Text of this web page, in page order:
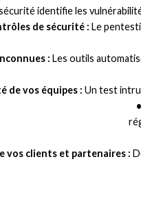
identifie les
de sécurité : Le
: Les outils
de vos équipes : Un test
vos clients et partenaires :